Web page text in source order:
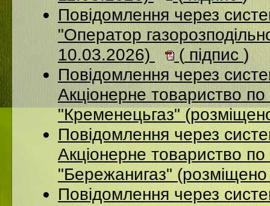
Повідомлення через
"Оператор
10.03.2026)
( підпис)
Повідомлення через
Акціонерне товариство по
"Кременецьгаз"
Повідомлення через
Акціонерне товариство по
"Бережанигаз"
Повідомлення через